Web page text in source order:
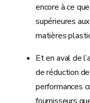
encore à ce
supérieures
matières
Et en aval de
de réduction
performances